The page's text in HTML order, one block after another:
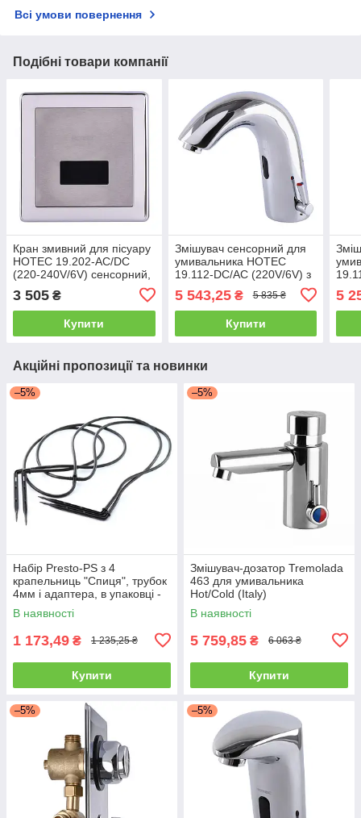
Всі умови повернення
Подібні товари компанії
Кран змивний для пісуару
HOTEC 19.202-AC/DC
(220-240V/6V) сенсорний,
3 505 ₴
Купити
Змішувач сенсорний для
умивальника HOTEC
19.112-DC/AC (220V/6V) з
трансформатором,латунний
Hot/Cold
5 543,25₴ 5 835 ₴
Купити
Hot/
5
Акційні пропозиції та новинки
–5%
Набір Presto-PS з 4
крапельниць "Спиця", трубок
4мм і адаптера, в упаковці -
25 шт. (2142)
В наявності
1 173,49 ₴ 1 235,25 ₴
Купити
–5%
Змішувач-дозатор Tremolada
463 для умивальника
Hot/Cold (Italy)
В наявності
5 759,85 ₴ 6 063 ₴
Купити
–5% –5%